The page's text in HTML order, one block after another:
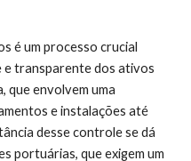
é um processo crucial
transparente dos ativos
envolvem uma
e instalações até
desse controle se dá
portuárias, que exigem um